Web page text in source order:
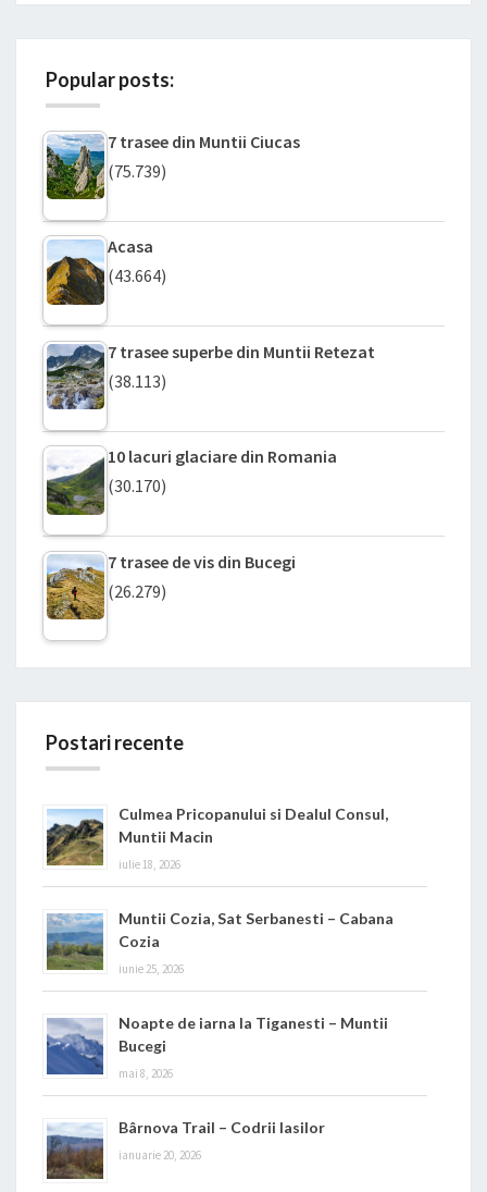
Popular posts:
7 trasee din Muntii Ciucas
(75.739)
Acasa
(43.664)
7 trasee superbe din Muntii Retezat
(38.113)
10 lacuri glaciare din Romania
(30.170)
7 trasee de vis din Bucegi
(26.279)
Postari recente
Culmea Pricopanului si Dealul Consul,
Muntii Macin
iulie 18, 2026
Muntii Cozia, Sat Serbanesti – Cabana
Cozia
iunie 25, 2026
Noapte de iarna la Tiganesti – Muntii
Bucegi
mai 8, 2026
Bârnova Trail – Codrii Iasilor
ianuarie 20, 2026